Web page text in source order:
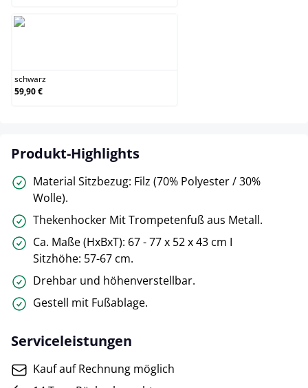
schwarz
59,90 €
Produkt-Highlights
Material Sitzbezug: Filz (70% Polyester / 30%
Wolle).
Thekenhocker Mit Trompetenfuß aus Metall.
Ca. Maße (HxBxT): 67 - 77 x 52 x 43 cm I
Sitzhöhe: 57-67 cm.
Drehbar und höhenverstellbar.
Gestell mit Fußablage.
Serviceleistungen
Kauf auf Rechnung möglich